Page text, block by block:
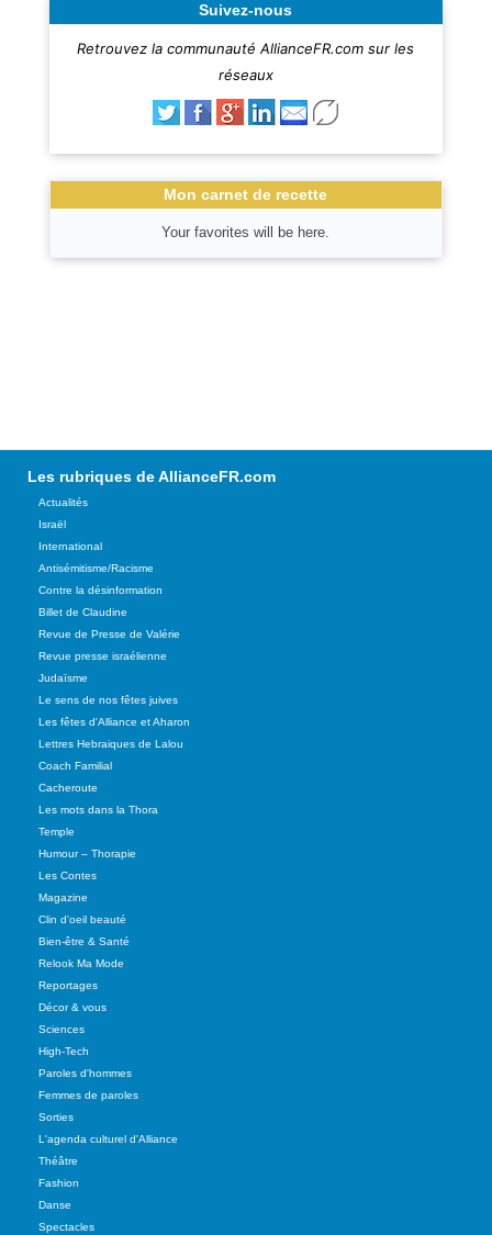
Suivez-nous
Retrouvez la communauté AllianceFR.com sur les
réseaux
Mon carnet de recette
Your favorites will be here.
Les rubriques de AllianceFR.com
Actualités
Israël
International
Antisémitisme/Racisme
Contre la désinformation
Billet de Claudine
Revue de Presse de Valérie
Revue presse israélienne
Judaïsme
Le sens de nos fêtes juives
Les fêtes d'Alliance et Aharon
Lettres Hebraiques de Lalou
Coach Familial
Cacheroute
Les mots dans la Thora
Temple
Humour – Thorapie
Les Contes
Magazine
Clin d'oeil beauté
Bien-être & Santé
Relook Ma Mode
Reportages
Décor & vous
Sciences
High-Tech
Paroles d'hommes
Femmes de paroles
Sorties
L'agenda culturel d'Alliance
Théâtre
Fashion
Danse
Spectacles